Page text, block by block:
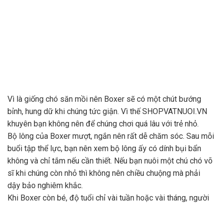
Vì là giống chó săn mồi nên Boxer sẽ có một chút bướng
bỉnh, hung dữ khi chúng tức giận. Vì thế SHOPVATNUOI.VN
khuyên bạn không nên để chúng chơi quá lâu với trẻ nhỏ.
Bộ lông của Boxer mượt, ngắn nên rất dễ chăm sóc. Sau mỗi
buổi tập thể lực, bạn nên xem bộ lông ấy có dính bụi bẩn
không và chỉ tắm nếu cần thiết. Nếu bạn nuôi một chú chó võ
sĩ khi chúng còn nhỏ thì không nên chiều chuộng mà phải
dậy bảo nghiêm khắc.
Khi Boxer còn bé, độ tuổi chỉ vài tuần hoặc vài tháng, người